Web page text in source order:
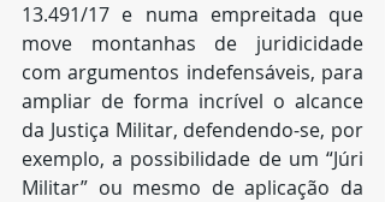
13.491/17 e numa empreitada que
move montanhas de juridicidade
com argumentos indefensáveis, para
ampliar de forma incrível o alcance
da Justiça Militar, defendendo-se, por
exemplo, a possibilidade de um “Júri
Militar” ou mesmo de aplicação da